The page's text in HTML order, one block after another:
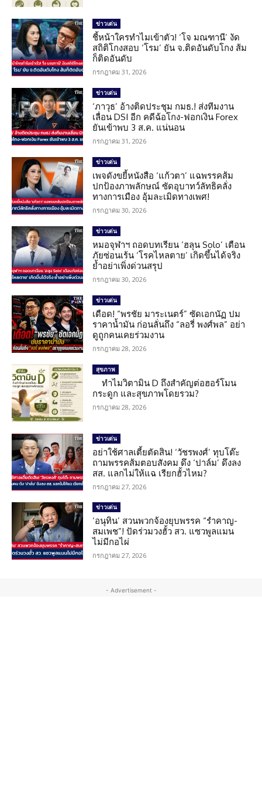
ข่าวเด่น
ชี้หน้าใครทำไมเข้าตัว! ‘โจ มณฑานี’ งัด
สถิติโกงสอบ ‘โรม’ ยัน จ.ติดอันดับโกง ส้ม
ก็ติดอันดับ
กรกฎาคม 31, 2026
ข่าวเด่น
‘ภาวุธ’ อ้างติดประชุม กมธ.! ส่งทีมงาน
เลื่อน DSI อีก คดีฉ้อโกง-ฟอกเงิน Forex
ยันเข้าพบ 3 ส.ค. แน่นอน
กรกฎาคม 31, 2026
ข่าวเด่น
เพจดังขยี้หนังสือ ‘แก้วตา’ แฉพรรคส้ม
ปกป้องภาพลักษณ์ ซัดอุบาทว์ลัทธิคลั่ง
ทางการเมือง อุ้มละเมิดทางเพศ!
กรกฎาคม 30, 2026
ข่าวเด่น
หมอจุฬาฯ ถอดบทเรียน ‘ฮลุน Solo’ เตือน
ภัยซ่อนเร้น ‘โรคไหลตาย’ เกิดขึ้นได้จริง
ย้ำอย่าเพิ่งด่วนสรุป
กรกฎาคม 30, 2026
ข่าวเด่น
เดือด! “พรชัย มาระเนตร์” ซัดเอกนัฏ ปม
ราคาน้ำมัน ก่อนลั่นถึง “ลอรี่ พงศ์พล” อย่า
ดูถูกคนเคยร่วมงาน
กรกฎาคม 28, 2026
สุขภาพ
ทำไมวิตามิน D ถึงสำคัญต่อฮอร์โมน
กระดูก และสุขภาพโดยรวม?
กรกฎาคม 28, 2026
ข่าวเด่น
อย่าใช้ศาลเตี้ยตัดสิน! ‘วัชรพงศ์’ ทุบโต๊ะ
ถามพรรคส้มตอบสังคม ดึง ‘ปาล์ม’ ดึงลง
สส. แลกไม่ให้แฉ เรียกฮั้วไหม?
กรกฎาคม 27, 2026
ข่าวเด่น
‘อนุทิน’ สวนพวกจ้องยุบพรรค “รำคาญ-
สมเพช”! ปัดร่วมวงฮั้ว สว. แซวพูลแมน
ไม่มีกอไผ่
กรกฎาคม 27, 2026
- Advertisement -